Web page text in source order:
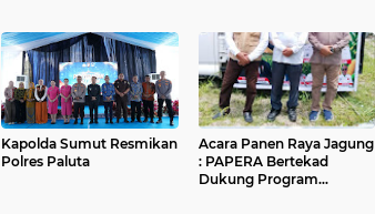
Akses Wisata, Pertanian
dan Perekonomian
Kapolda Sumut Resmikan
Polres Paluta
Acara Panen Raya Jagung
: PAPERA Bertekad
Dukung Program